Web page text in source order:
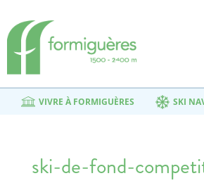
VIVRE À FORMIGUÈRES SKI
ski-de-fond-